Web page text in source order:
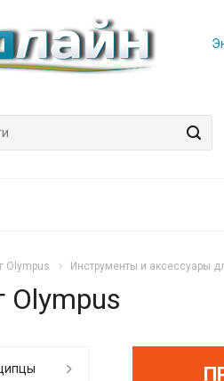
Olympus Инструменты и аксессуары
Olympus